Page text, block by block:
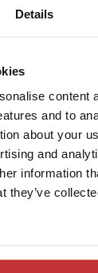
Details
content
and to
about your
and
information
they’ve